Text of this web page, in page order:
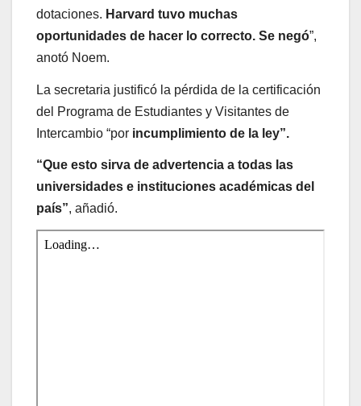
dotaciones. Harvard tuvo muchas
oportunidades de hacer lo correcto. Se negó”,
anotó Noem.
La secretaria justificó la pérdida de la certificación
del Programa de Estudiantes y Visitantes de
Intercambio “por incumplimiento de la ley”.
“Que esto sirva de advertencia a todas las
universidades e instituciones académicas del
país”, añadió.